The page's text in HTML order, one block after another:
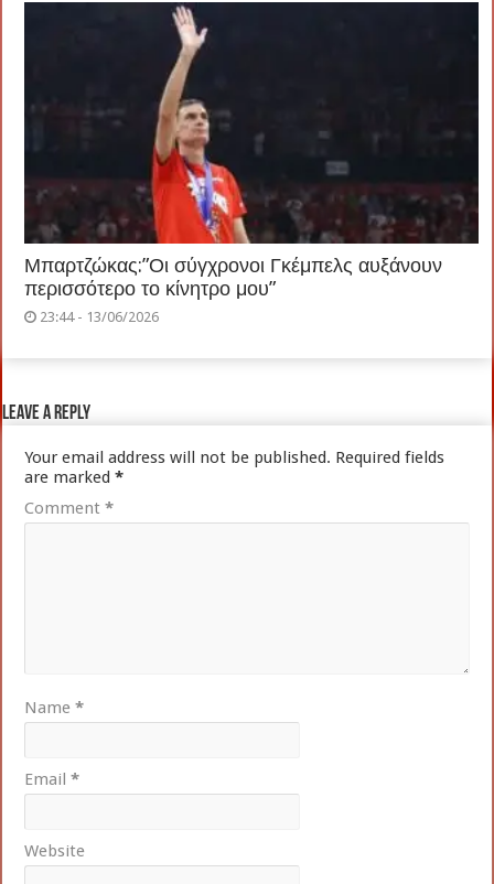
Μπαρτζώκας:”Οι σύγχρονοι Γκέμπελς αυξάνουν
περισσότερο το κίνητρο μου”
23:44 - 13/06/2026
Leave a Reply
Your email address will not be published. Required fields
are marked*
Comment*
Name*
Email*
Website